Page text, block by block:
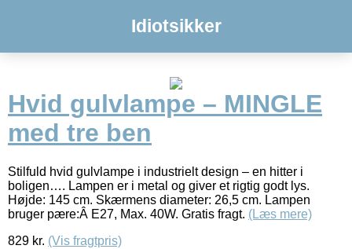
Idiotsikker
Hvid gulvlampe – MINGLE
med tre ben
Stilfuld hvid gulvlampe i industrielt design – en hitter i
boligen…. Lampen er i metal og giver et rigtig godt lys.
Højde: 145 cm. Skærmens diameter: 26,5 cm. Lampen
bruger pære:Â E27, Max. 40W. Gratis fragt. (Læs mere)
829 kr. (Vis fragtpris)